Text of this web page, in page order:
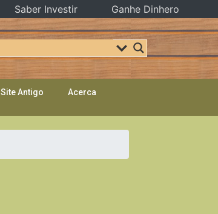
Site Antigo Acerca
Saber Investir Ganhe Dinhero